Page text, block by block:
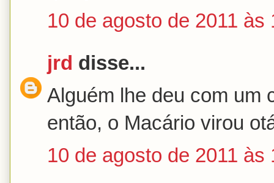
10 de agosto de 2011 às
jrd disse...
Alguém lhe deu com um
então, o Macário virou
10 de agosto de 2011 às